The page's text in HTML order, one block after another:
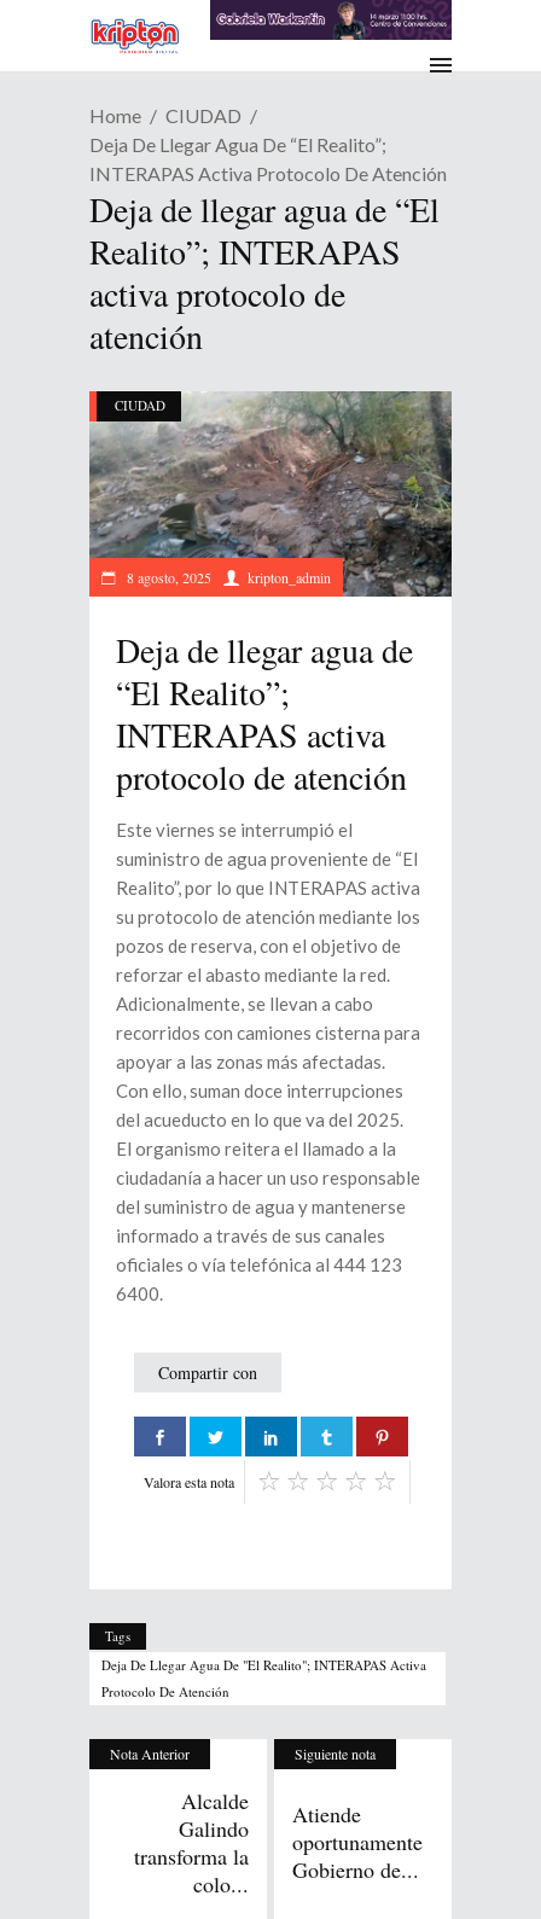
Home
CIUDAD
Deja De Llegar Agua De “El Realito”;
INTERAPAS Activa Protocolo De Atención
Deja de llegar agua de “El
Realito”; INTERAPAS
activa protocolo de
atención
CIUDAD
8 agosto, 2025 kripton_admin
Deja de llegar agua de
“El Realito”;
INTERAPAS activa
protocolo de atención
Este viernes se interrumpió el
suministro de agua proveniente de “El
Realito”, por lo que INTERAPAS activa
su protocolo de atención mediante los
pozos de reserva, con el objetivo de
reforzar el abasto mediante la red.
Adicionalmente, se llevan a cabo
recorridos con camiones cisterna para
apoyar a las zonas más afectadas.
Con ello, suman doce interrupciones
del acueducto en lo que va del 2025.
El organismo reitera el llamado a la
ciudadanía a hacer un uso responsable
del suministro de agua y mantenerse
informado a través de sus canales
oficiales o vía telefónica al 444 123
6400.
Compartir con
Valora esta nota
Tags
Deja De Llegar Agua De "El Realito"; INTERAPAS Activa
Protocolo De Atención
Nota Anterior
Alcalde
Galindo
transforma la
colo...
Siguiente nota
Atiende
oportunamente
Gobierno de...